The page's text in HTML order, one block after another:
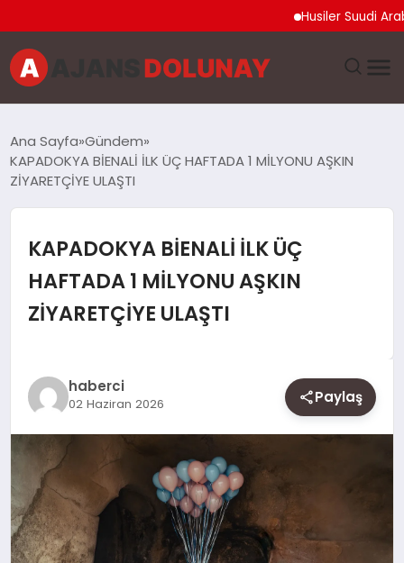
Husiler Suudi Arabistan
EĞITIM
GÜNCEL
SAĞLIK
SIYASET
SPOR
YAŞAM
Ana Sayfa Gündem
KAPADOKYA BİENALİ İLK ÜÇ HAFTADA 1 MİLYONU AŞKIN
ZİYARETÇİYE ULAŞTI
KAPADOKYA BİENALİ İLK ÜÇ
HAFTADA 1 MİLYONU AŞKIN
ZİYARETÇİYE ULAŞTI
haberci
02 Haziran 2026 Paylaş